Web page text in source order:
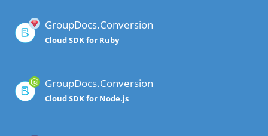
GroupDocs.Conversion
Cloud SDK for Ruby
GroupDocs.Conversion
Cloud SDK for Node.js